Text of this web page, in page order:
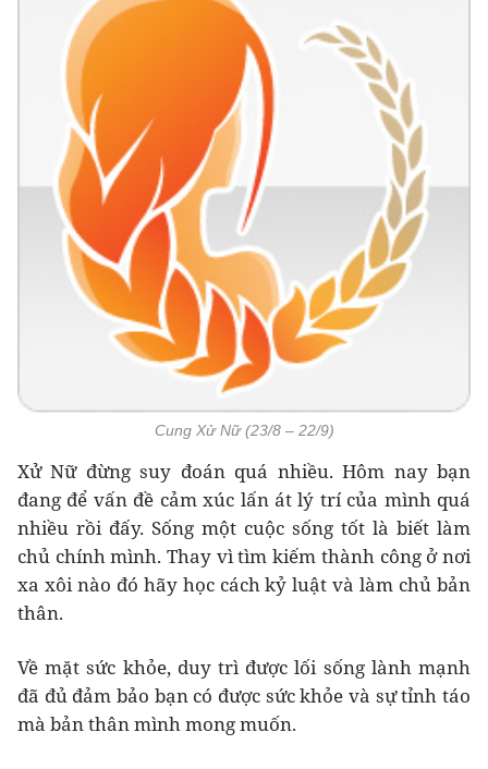
Cung Xử Nữ (23/8 – 22/9)
Xử Nữ đừng suy đoán quá nhiều. Hôm nay bạn
đang để vấn đề cảm xúc lấn át lý trí của mình quá
nhiều rồi đấy. Sống một cuộc sống tốt là biết làm
chủ chính mình. Thay vì tìm kiếm thành công ở nơi
xa xôi nào đó hãy học cách kỷ luật và làm chủ bản
thân.
Về mặt sức khỏe, duy trì được lối sống lành mạnh
đã đủ đảm bảo bạn có được sức khỏe và sự tỉnh táo
mà bản thân mình mong muốn.